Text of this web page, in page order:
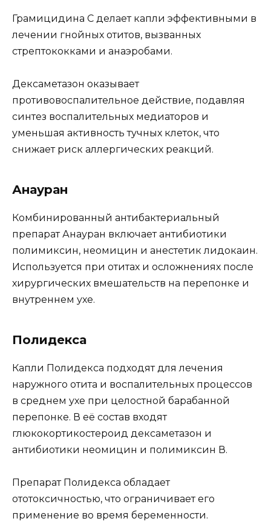
Грамицидина С делает капли эффективными в
лечении гнойных отитов, вызванных
стрептококками и анаэробами.
Дексаметазон оказывает
противовоспалительное действие, подавляя
синтез воспалительных медиаторов и
уменьшая активность тучных клеток, что
снижает риск аллергических реакций.
Анауран
Комбинированный антибактериальный
препарат Анауран включает антибиотики
полимиксин, неомицин и анестетик лидокаин.
Используется при отитах и осложнениях после
хирургических вмешательств на перепонке и
внутреннем ухе.
Полидекса
Капли Полидекса подходят для лечения
наружного отита и воспалительных процессов
в среднем ухе при целостной барабанной
перепонке. В её состав входят
глюкокортикостероид дексаметазон и
антибиотики неомицин и полимиксин В.
Препарат Полидекса обладает
ототоксичностью, что ограничивает его
применение во время беременности.